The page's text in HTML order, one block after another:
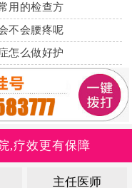
用的检查方
不会腰疼呢
怎么做好护
,疗效更有保障
主任医师